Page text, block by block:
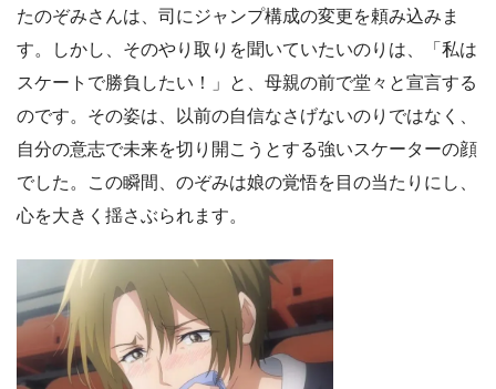
たのぞみさんは、司にジャンプ構成の変更を頼み込みま
す。しかし、そのやり取りを聞いていたいのりは、「私は
スケートで勝負したい！」と、母親の前で堂々と宣言する
のです。その姿は、以前の自信なさげないのりではなく、
自分の意志で未来を切り開こうとする強いスケーターの顔
でした。この瞬間、のぞみは娘の覚悟を目の当たりにし、
心を大きく揺さぶられます。